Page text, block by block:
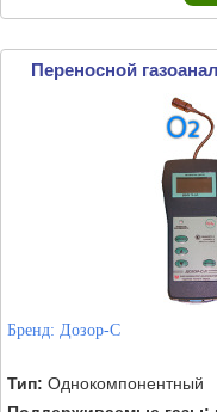
Переносной
Бренд: Дозор-С
Тип: Однокомпонентный